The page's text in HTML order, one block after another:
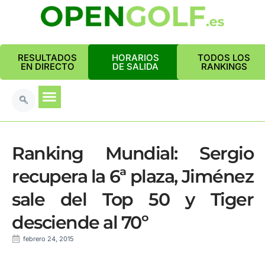
RESULTADOS
EN DIRECTO
HORARIOS
DE SALIDA
TODOS LOS
RANKINGS
Ranking Mundial: Sergio
recupera la 6ª plaza, Jiménez
sale del Top 50 y Tiger
desciende al 70º
febrero 24, 2015